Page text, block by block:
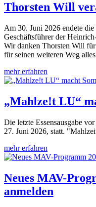
Thorsten Will
Am 30. Juni 2026 endete
Geschäftsführer der
Wir danken Thorsten Will
für seinen weiteren Weg
mehr erfahren
„Mahlze!t LU“
Die letzte Essensausgabe
27. Juni 2026, statt.
mehr erfahren
Neues MAV-
anmelden